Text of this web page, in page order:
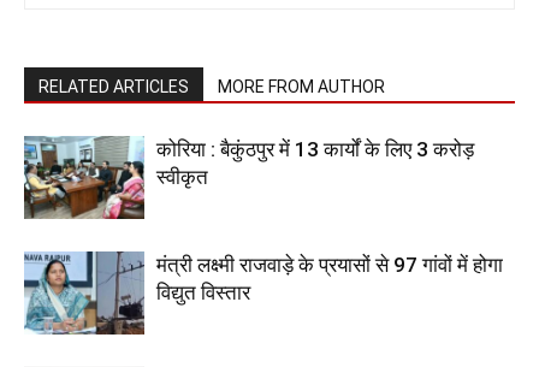
RELATED ARTICLES MORE FROM AUTHOR
कोरिया : बैकुंठपुर में 13 कार्यों के लिए 3 करोड़
स्वीकृत
मंत्री लक्ष्मी राजवाड़े के प्रयासों से 97 गांवों में होगा
विद्युत विस्तार